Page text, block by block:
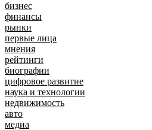
бизнес
финансы
рынки
первые лица
мнения
рейтинги
биографии
цифровое развитие
наука и технологии
недвижимость
авто
медиа